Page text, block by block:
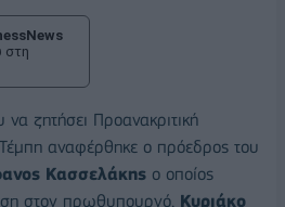
στη
ζητήσει Προανακριτική
αναφέρθηκε ο πρόεδρος του
Κασσελάκης ο οποίος
στον πρωθυπουργό, Κυριάκο